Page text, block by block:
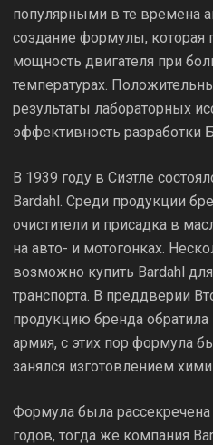
популярными в те времена
создание формулы, которая
мощность двигателя при
температурах.
результаты лабораторных
эффективность разработки
В 1939 году в Сиэтле
Bardahl. Среди продукции
очистители и присадка в
на авто- и мотогонках.
возможно купить Bardahl
транспорта. В преддверии
продукцию бренда
армия, с этих пор формула
занялся изготовлением
Формула была
годов, тогда же компания